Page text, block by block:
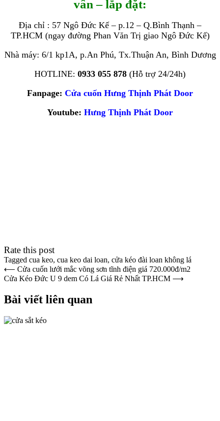
vấn – lắp đặt:
Địa chỉ : 57 Ngô Đức Kế – p.12 – Q.Bình Thạnh –
TP.HCM (ngay đường Phan Văn Trị giao Ngô Đức Kế)
Nhà máy: 6/1 kp1A, p.An Phú, Tx.Thuận An, Bình Dương
HOTLINE: 0933 055 878 (Hỗ trợ 24/24h)
Fanpage: Cửa cuốn Hưng Thịnh Phát Door
Youtube: Hưng Thịnh Phát Door
Rate this post
Tagged cua keo, cua keo dai loan, cửa kéo đài loan không lá
Điều
hướng
bài
⟵ Cửa cuốn lưới mắc võng sơn tĩnh điện giá 720.000đ/m2
Cửa Kéo Đức U 9 dem Có Lá Giá Rẻ Nhất TP.HCM ⟶
Bài viết liên quan